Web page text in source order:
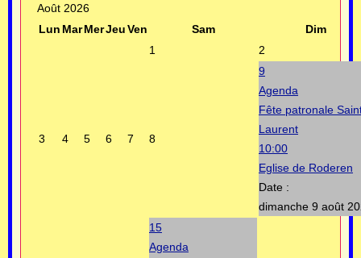
Août 2026
Lun MarMerJeuVen Sam
Dim
1
2
3 4 5 6 7 8
9
Agenda
Fête patronale
Laurent
10:00
Eglise de Roderen
Date :
dimanche 9 août
15
Agenda